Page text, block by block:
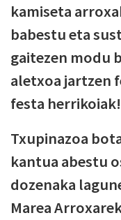
kamiseta
babestu eta
gaitezen modu
aletxoa jartzen
festa
Txupinazoa
kantua abestu
dozenaka
Marea